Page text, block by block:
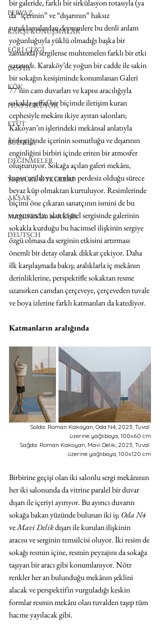
PERVAZ
KARŞI-KONUŞMALAR
EĞRİ ÇİZGİ
DOSYA
KÖK
HUO SORUYOR
ETÜT
BUDALA
DEĞİNMELER
YERYÜZÜ ÖYKÜLERİ
AKSAK
MANIFESTA 16 RUHR
DEUTSCH
bir galeride, farklı bir sirkülasyon rotasıyla (ya
da “içerinin” ve “dışarının” haksız
tutuklamalardan depremlere bu denli anlam
yoğunluğuyla yüklü olmadığı başka bir
zamanda) sergilense muhtemelen farklı bir etki
yaratırdı. Karaköy’de yoğun bir cadde ile sakin
bir sokağın kesişiminde konumlanan Galeri
77’nin cam duvarları ve kapısı aracılığıyla
sokakla şeffaf bir biçimde iletişim kuran
cephesiyle mekânı ikiye ayıran salonları;
Kakoyan’ın işlerindeki mekânsal anlatıyla
birleştiğinde içerinin somutluğu ve dışarının
enginliğini birbiri içinde eriten bir atmosfer
oluşturuyor. Sokağa açılan galeri mekânı,
kapısı aralık ve camları perdesiz olduğu sürece
beyaz küp olmaktan kurtuluyor. Resimlerinde
biçimi öne çıkaran sanatçının ismini de bu
vurgusundan alan kişisel sergisinde galerinin
sokakla kurduğu bu hacimsel ilişkinin sergiye
özgü olmasa da serginin etkisini artırması
önemli bir detay olarak dikkat çekiyor. Daha
ilk karşılaşmada bakış; aralıklarla iç mekânın
derinliklerine, perspektifle sokaktan resme
uzanırken camdan çerçeveye, çerçeveden tuvale
ve boya izlerine farklı katmanları da katediyor.
Katmanların aralığında
Solda: Roman Kakoyan, Oda N4, 2023, Tuval
üzerine yağlıboya, 100x60 cm
Sağda: Roman Kakoyan, Mavi Delik, 2023, Tuval
üzerine yağlıboya, 100x120 cm
Birbirine geçişi olan iki salonlu sergi mekânının
her iki salonunda da vitrine paralel bir duvar
dışarı ile içeriyi ayırıyor. Bu ayırıcı duvarın
sokağa bakan yüzünde bulunan iki iş; Oda N4
ve Mavi Delik dışarı ile kurulan ilişkinin
aracısı ve serginin temsilcisi oluyor. İki resim de
sokağı resmin içine, resmin peyzajını da sokağa
taşıyan bir aracı gibi konumlanıyor. Nötr
renkler her an bulunduğu mekânın şeklini
alacak ve perspektifin vurguladığı keskin
formlar resmin mekânı olan tuvalden taşıp tüm
hacme yayılacak gibi.